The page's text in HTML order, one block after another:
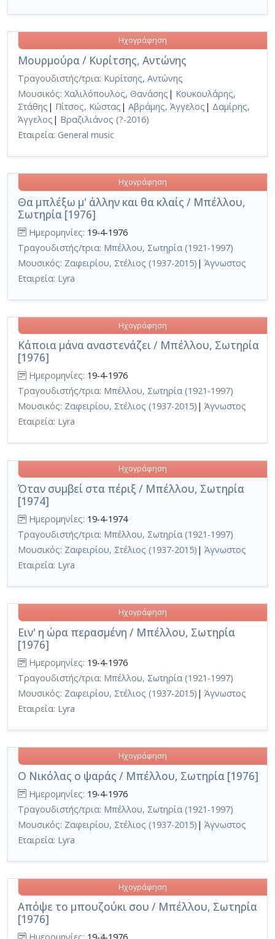
Μουρμούρα / Κυρίτσης, Αντώνης
Ηχογράφηση
Τραγουδιστής/τρια: Κυρίτσης, Αντώνης
Μουσικός: Χαλιλόπουλος, Θανάσης | Κουκουλάρης,
Στάθης | Πίτσος, Κώστας | Αβράμης, Άγγελος | Δαμίρης,
Άγγελος | Βραζιλιάνος (?-2016)
Εταιρεία: General music
Θα μπλέξω μ' άλλην και θα κλαίς / Μπέλλου,
Σωτηρία [1976]
Ηχογράφηση
Ημερομηνίες: 19-4-1976
Τραγουδιστής/τρια: Μπέλλου, Σωτηρία (1921-1997)
Μουσικός: Ζαφειρίου, Στέλιος (1937-2015) | Άγνωστος
Εταιρεία: Lyra
Κάποια μάνα αναστενάζει / Μπέλλου, Σωτηρία
[1976]
Ηχογράφηση
Ημερομηνίες: 19-4-1976
Τραγουδιστής/τρια: Μπέλλου, Σωτηρία (1921-1997)
Μουσικός: Ζαφειρίου, Στέλιος (1937-2015) | Άγνωστος
Εταιρεία: Lyra
Όταν συμβεί στα πέριξ / Μπέλλου, Σωτηρία
[1974]
Ηχογράφηση
Ημερομηνίες: 19-4-1974
Τραγουδιστής/τρια: Μπέλλου, Σωτηρία (1921-1997)
Μουσικός: Ζαφειρίου, Στέλιος (1937-2015) | Άγνωστος
Εταιρεία: Lyra
Ειν' η ώρα περασμένη / Μπέλλου, Σωτηρία
[1976]
Ηχογράφηση
Ημερομηνίες: 19-4-1976
Τραγουδιστής/τρια: Μπέλλου, Σωτηρία (1921-1997)
Μουσικός: Ζαφειρίου, Στέλιος (1937-2015) | Άγνωστος
Εταιρεία: Lyra
Ο Νικόλας ο ψαράς / Μπέλλου, Σωτηρία [1976]
Ηχογράφηση
Ημερομηνίες: 19-4-1976
Τραγουδιστής/τρια: Μπέλλου, Σωτηρία (1921-1997)
Μουσικός: Ζαφειρίου, Στέλιος (1937-2015) | Άγνωστος
Εταιρεία: Lyra
Απόψε το μπουζούκι σου / Μπέλλου, Σωτηρία
[1976]
Ηχογράφηση